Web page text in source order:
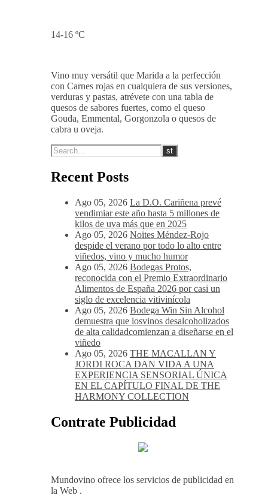
14-16 ºC
Vino muy versátil que Marida a la perfección
con Carnes rojas en cualquiera de sus versiones,
verduras y pastas, atrévete con una tabla de
quesos de sabores fuertes, como el queso
Gouda, Emmental, Gorgonzola o quesos de
cabra u oveja.
Recent Posts
Ago 05, 2026 La D.O. Cariñena prevé
vendimiar este año hasta 5 millones de
kilos de uva más que en 2025
Ago 05, 2026 Noites Méndez-Rojo
despide el verano por todo lo alto entre
viñedos, vino y mucho humor
Ago 05, 2026 Bodegas Protos,
reconocida con el Premio Extraordinario
Alimentos de España 2026 por casi un
siglo de excelencia vitivinícola
Ago 05, 2026 Bodega Win Sin Alcohol
demuestra que losvinos desalcoholizados
de alta calidadcomienzan a diseñarse en el
viñedo
Ago 05, 2026 THE MACALLAN Y
JORDI ROCA DAN VIDA A UNA
EXPERIENCIA SENSORIAL ÚNICA
EN EL CAPÍTULO FINAL DE THE
HARMONY COLLECTION
Contrate Publicidad
Mundovino ofrece los servicios de publicidad en
la Web .